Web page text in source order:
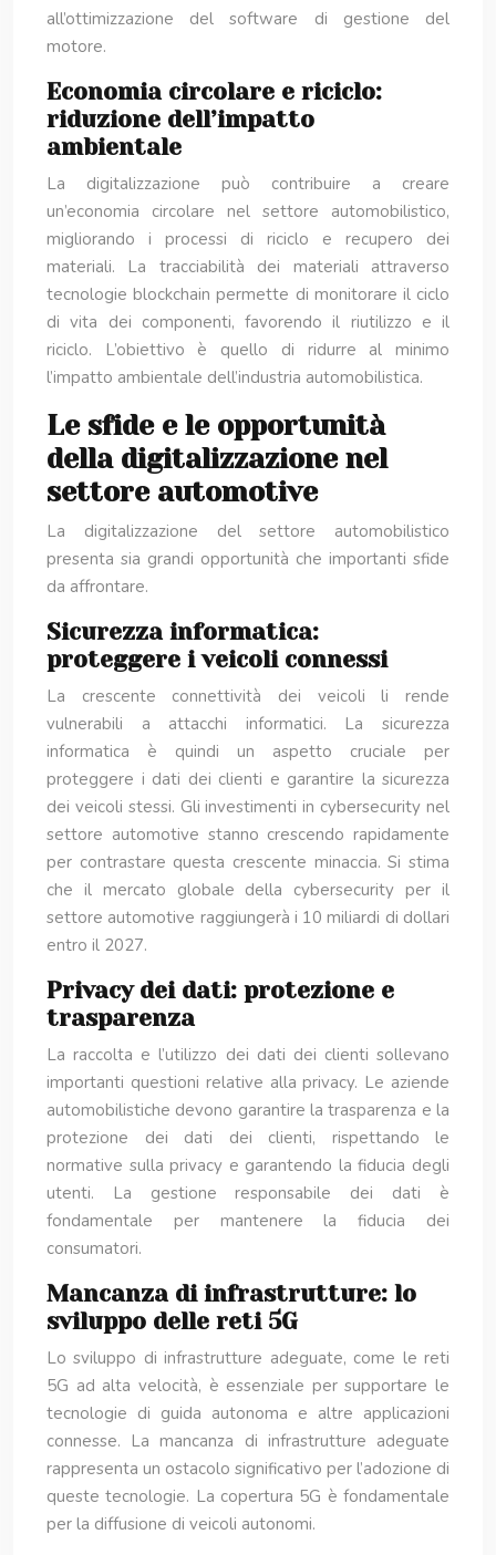
all’ottimizzazione del software di gestione del
motore.
Economia circolare e riciclo:
riduzione dell’impatto
ambientale
La digitalizzazione può contribuire a creare
un’economia circolare nel settore automobilistico,
migliorando i processi di riciclo e recupero dei
materiali. La tracciabilità dei materiali attraverso
tecnologie blockchain permette di monitorare il ciclo
di vita dei componenti, favorendo il riutilizzo e il
riciclo. L’obiettivo è quello di ridurre al minimo
l’impatto ambientale dell’industria automobilistica.
Le sfide e le opportunità
della digitalizzazione nel
settore automotive
La digitalizzazione del settore automobilistico
presenta sia grandi opportunità che importanti sfide
da affrontare.
Sicurezza informatica:
proteggere i veicoli connessi
La crescente connettività dei veicoli li rende
vulnerabili a attacchi informatici. La sicurezza
informatica è quindi un aspetto cruciale per
proteggere i dati dei clienti e garantire la sicurezza
dei veicoli stessi. Gli investimenti in cybersecurity nel
settore automotive stanno crescendo rapidamente
per contrastare questa crescente minaccia. Si stima
che il mercato globale della cybersecurity per il
settore automotive raggiungerà i 10 miliardi di dollari
entro il 2027.
Privacy dei dati: protezione e
trasparenza
La raccolta e l’utilizzo dei dati dei clienti sollevano
importanti questioni relative alla privacy. Le aziende
automobilistiche devono garantire la trasparenza e la
protezione dei dati dei clienti, rispettando le
normative sulla privacy e garantendo la fiducia degli
utenti. La gestione responsabile dei dati è
fondamentale per mantenere la fiducia dei
consumatori.
Mancanza di infrastrutture: lo
sviluppo delle reti 5G
Lo sviluppo di infrastrutture adeguate, come le reti
5G ad alta velocità, è essenziale per supportare le
tecnologie di guida autonoma e altre applicazioni
connesse. La mancanza di infrastrutture adeguate
rappresenta un ostacolo significativo per l’adozione di
queste tecnologie. La copertura 5G è fondamentale
per la diffusione di veicoli autonomi.